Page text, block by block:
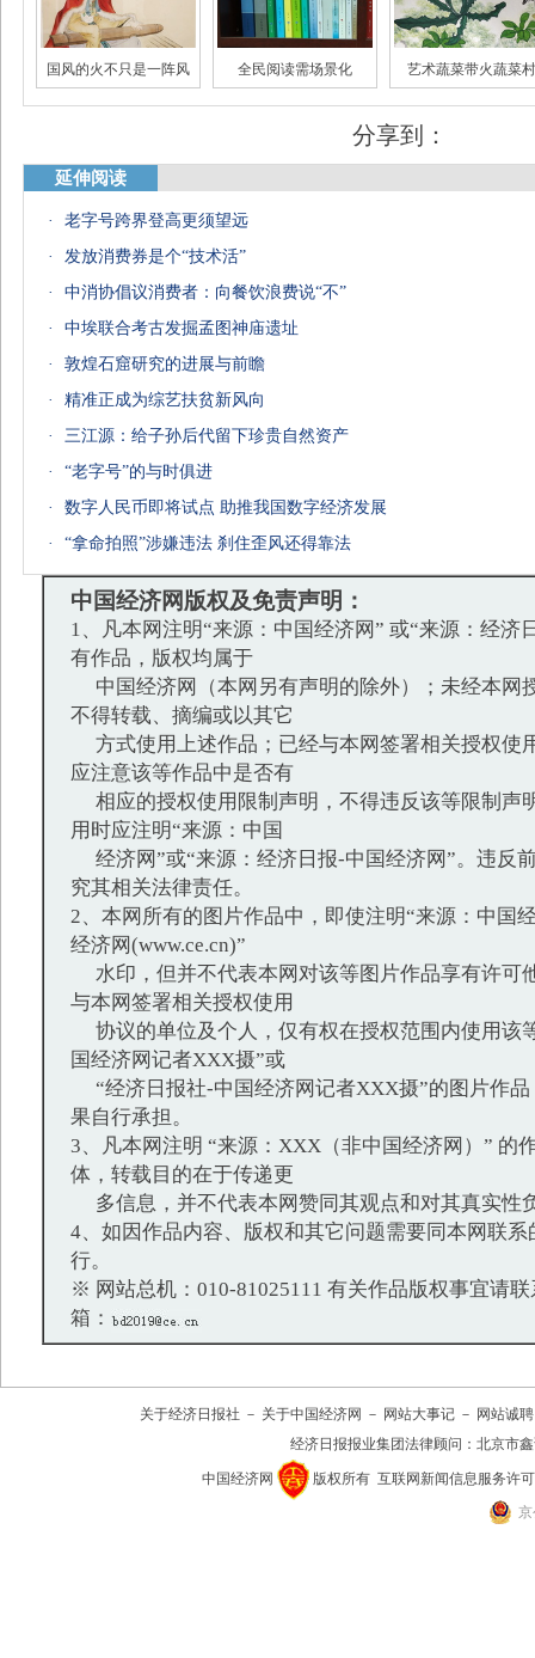
国风的火不只是一阵风 全民阅读需场景化 艺术蔬菜带火蔬菜村
大数据里唐宋诗词世界 “跑偏”的影视营销
分享到：
延伸阅读
·
老字号跨界登高更须望远
·
发放消费券是个“技术活”
·
中消协倡议消费者：向餐饮浪费说“不”
·
中埃联合考古发掘孟图神庙遗址
·
敦煌石窟研究的进展与前瞻
·
精准正成为综艺扶贫新风向
·
三江源：给子孙后代留下珍贵自然资产
·
“老字号”的与时俱进
·
数字人民币即将试点 助推我国数字经济发展
·
“拿命拍照”涉嫌违法 刹住歪风还得靠法
中国经济网版权及免责声明：
1、凡本网注明“来源：中国经济网” 或“来源：经济
有作品，版权均属于
中国经济网（本网另有声明的除外）；未经本网
不得转载、摘编或以其它
方式使用上述作品；已经与本网签署相关授权使
应注意该等作品中是否有
相应的授权使用限制声明，不得违反该等限制声
用时应注明“来源：中国
经济网”或“来源：经济日报-中国经济网”。违反
究其相关法律责任。
2、本网所有的图片作品中，即使注明“来源：中国
经济网(www.ce.cn)”
水印，但并不代表本网对该等图片作品享有许可
与本网签署相关授权使用
协议的单位及个人，仅有权在授权范围内使用该
国经济网记者XXX摄”或
“经济日报社-中国经济网记者XXX摄”的图片作品
果自行承担。
3、凡本网注明 “来源：XXX（非中国经济网）” 的
体，转载目的在于传递更
多信息，并不代表本网赞同其观点和对其真实性
4、如因作品内容、版权和其它问题需要同本网联系
行。
※ 网站总机：010-81025111 有关作品版权事宜请联
箱：
关于经济日报社 － 关于中国经济网 － 网站大事记 － 网站诚聘
经济日报报业集团法律顾问： 北京市
中国经济网 版权所有 互联网新闻信息服务许可
京